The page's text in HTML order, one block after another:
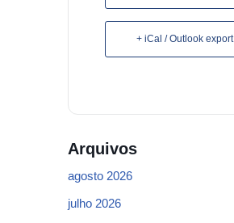
+ iCal / Outlook export
Arquivos
agosto 2026
julho 2026